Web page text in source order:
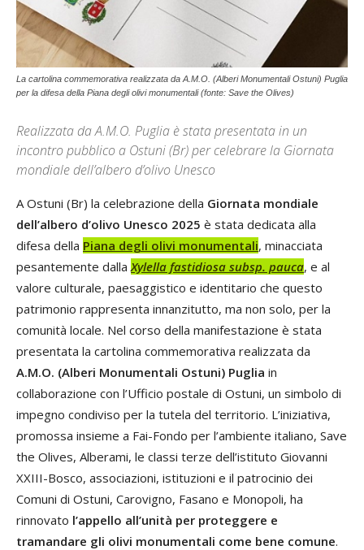
La cartolina commemorativa realizzata da A.M.O. (Alberi Monumentali Ostuni) Puglia
per la difesa della Piana degli olivi monumentali (fonte: Save the Olives)
Realizzata da A.M.O. Puglia è stata presentata in un
incontro pubblico a Ostuni (Br) per celebrare la Giornata
mondiale dell’albero d’olivo Unesco
A Ostuni (Br) la celebrazione della Giornata mondiale
dell’albero d’olivo Unesco 2025 è stata dedicata alla
difesa della Piana degli olivi monumentali, minacciata
pesantemente dallaXylella fastidiosa subsp. pauca, e al
valore culturale, paesaggistico e identitario che questo
patrimonio rappresenta innanzitutto, ma non solo, per la
comunità locale. Nel corso della manifestazione è stata
presentata la cartolina commemorativa realizzata da
A.M.O. (Alberi Monumentali Ostuni) Puglia in
collaborazione con l’Ufficio postale di Ostuni, un simbolo di
impegno condiviso per la tutela del territorio. L’iniziativa,
promossa insieme a Fai-Fondo per l’ambiente italiano, Save
the Olives, Alberami, le classi terze dell’istituto Giovanni
XXIII-Bosco, associazioni, istituzioni e il patrocinio dei
Comuni di Ostuni, Carovigno, Fasano e Monopoli, ha
rinnovato l’appello all’unità per proteggere e
tramandare gli olivi monumentali come bene comune.